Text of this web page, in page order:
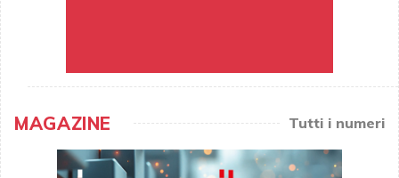
MAGAZINE Tutti i numeri